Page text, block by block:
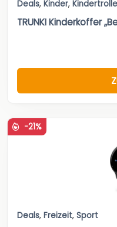
Deals, Kinder,
TRUNKI Kinderkoffer
-21%
Deals, Freizeit, Sport